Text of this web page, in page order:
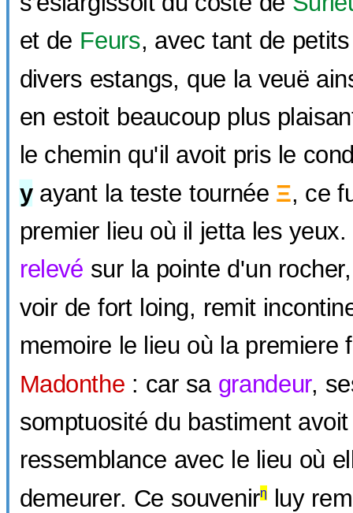
et de Feurs, avec tant de
divers estangs, que la veuë
en estoit beaucoup plus
le chemin qu'il avoit pris le
yayant la teste tournée Ξ, ce
premier lieu où il jetta les
relevé sur la pointe d'un
voir de fort loing, remit
memoire le lieu où la premiere
Madonthe : car sa grandeur,
somptuosité du bastiment
ressemblance avec le lieu où
demeurer. Ce souvenirηluy